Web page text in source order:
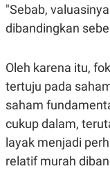
"Sebab,
dibandingkan
Oleh karena itu,
tertuju pada
saham
cukup dalam,
layak menjadi
relatif murah